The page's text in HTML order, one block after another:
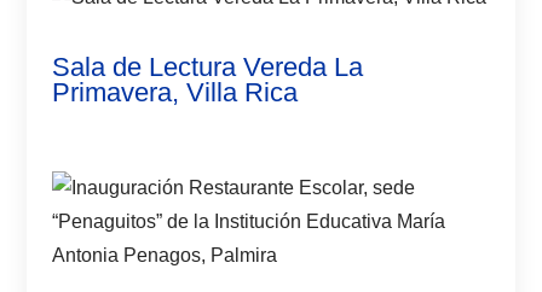
Sala de Lectura Vereda La
Primavera, Villa Rica